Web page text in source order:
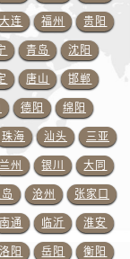
黑龙江省哈尔滨市道里区友谊西路600号富力中心T2座写字楼29层03室室江诗丹顿售后服务中心（需提前预约）
辽宁省大连市中山区人民路15号国际金融大厦7层G室江诗丹顿售后服务中心（需提前预约）
广东省佛山市禅城区季华五路57号万科金融中心C座12层1205室江诗丹顿售后服务中心（需提前预约）
广东省东莞市东城街道鸿福东路1号民盈国贸中心T1写字楼9层907室江诗丹顿售后服务中心（需提前预约）
江苏省无锡市梁溪区人民中路139号恒隆广场写字楼1座11层1104室江诗丹顿售后服务中心（需提前预约）
江苏省南通市崇川区工农路57号圆融广场写字楼16层1603室江诗丹顿售后服务中心（需提前预约）
江苏省苏州市苏州工业园区 星港街199号苏州中心办公楼C座22层08室江诗丹顿售后服务中心（需提前预约）
湖北省武汉市江汉区解放大道686号世界贸易大厦38层09室江诗丹顿售后服务中心（需提前预约）
广西省南宁市青秀区金湖路59号地王大厦12楼1224室江诗丹顿售后服务中心（需提前预约）
安徽省合肥市蜀山区潜山路111号万象城华润大厦B座12楼03室江诗丹顿售后服务中心（需提前预约）
大连 福州 贵阳
青岛 沈阳
唐山 邯郸
德阳 绵阳
珠海 汕头 三亚
兰州 银川 大同
沧州 张家口
南通 临沂 淮安
洛阳 岳阳 衡阳